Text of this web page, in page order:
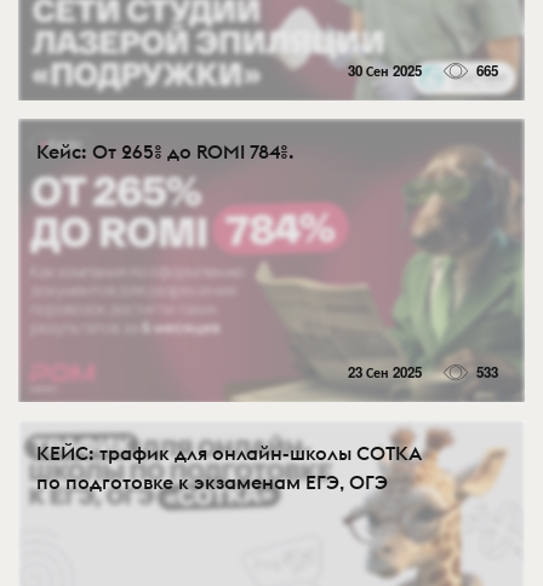
30 Сен 2025 665
Кейс: От 265% до ROMI 784%.
23 Сен 2025 533
КЕЙС: трафик для онлайн-школы СОТКА
по подготовке к экзаменам ЕГЭ, ОГЭ